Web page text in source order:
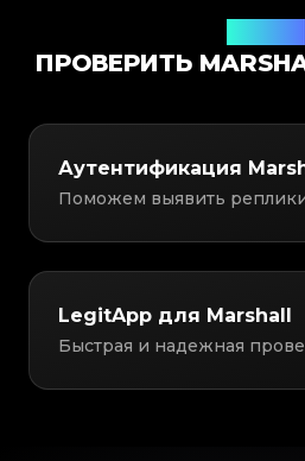
ПРОВЕРИТЬ
Аутентификация
Поможем выявить
LegitApp для Marshall
Быстрая и надежная